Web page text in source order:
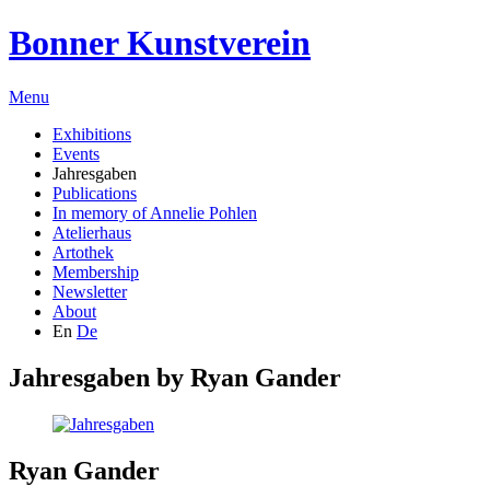
Bonner Kunstverein
Menu
Exhibitions
Events
Jahresgaben
Publications
In memory of Annelie Pohlen
Atelierhaus
Artothek
Membership
Newsletter
About
En De
Jahresgaben by Ryan Gander
Ryan Gander